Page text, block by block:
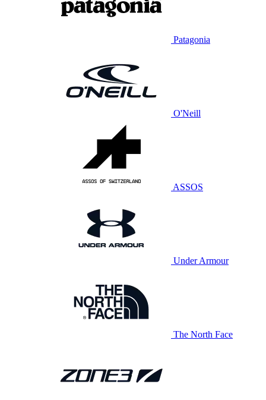
Patagonia
O'Neill
ASSOS
Under Armour
The North Face